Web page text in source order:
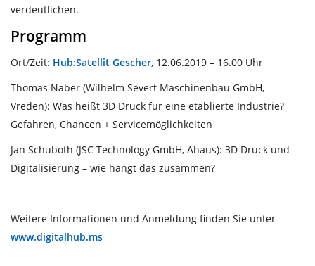
verdeutlichen.
Programm
Ort/Zeit: Hub:Satellit Gescher, 12.06.2019 – 16.00 Uhr
Thomas Naber (Wilhelm Severt Maschinenbau GmbH,
Vreden): Was heißt 3D Druck für eine etablierte Industrie?
Gefahren, Chancen + Servicemöglichkeiten
Jan Schuboth (JSC Technology GmbH, Ahaus): 3D Druck und
Digitalisierung – wie hängt das zusammen?
Weitere Informationen und Anmeldung finden Sie unter
www.digitalhub.ms